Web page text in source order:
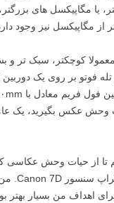
مگاپیکسل های
مگاپیکسل نیز وجود
کوچکتر، سبک تر و
فوتو بر روی یک
وحش عکس بگیرید، یک
تا از حیات وحش عکاسی